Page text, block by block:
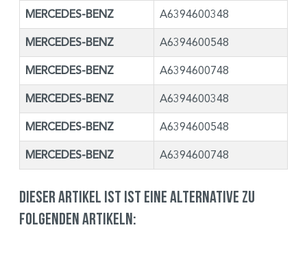
MERCEDES-BENZ A6394600348
MERCEDES-BENZ A6394600548
MERCEDES-BENZ A6394600748
MERCEDES-BENZ A6394600348
MERCEDES-BENZ A6394600548
MERCEDES-BENZ A6394600748
Dieser Artikel ist ist eine Alternative zu
folgenden Artikeln: